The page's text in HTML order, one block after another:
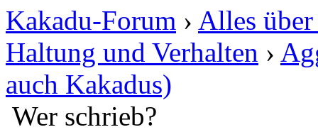
Kakadu-Forum › Alles
Haltung und Verhalten ›
auch Kakadus)
Wer schrieb?